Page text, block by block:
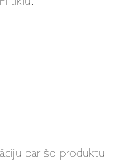
par šo produktu